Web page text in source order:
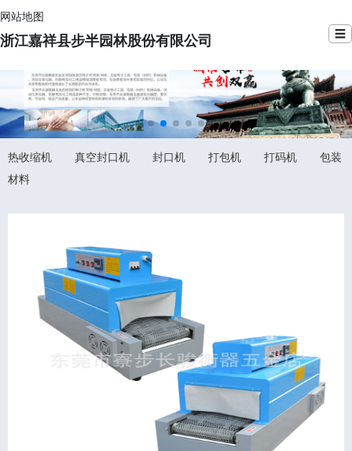
网站地图
浙江嘉祥县步半园林股份有限公司 ☰
热收缩机 真空封口机 封口机 打包机 打码机
包装
材料